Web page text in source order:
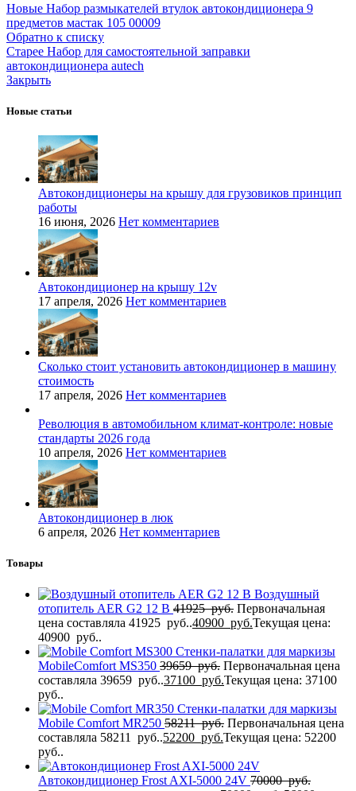
Новые Набор размыкателей втулок автокондиционера 9
предметов мастак 105 00009
Обратно к списку
Старее Набор для самостоятельной заправки
автокондиционера autech
Закрыть
Новые статьи
Автокондиционеры на крышу для грузовиков принцип
работы
16 июня, 2026 Нет комментариев
Автокондиционер на крышу 12v
17 апреля, 2026 Нет комментариев
Сколько стоит установить автокондиционер в машину
стоимость
17 апреля, 2026 Нет комментариев
Революция в автомобильном климат-контроле: новые
стандарты 2026 года
10 апреля, 2026 Нет комментариев
Автокондиционер в люк
6 апреля, 2026 Нет комментариев
Товары
Воздушный
отопитель AER G2 12 В 41925руб. Первоначальная
цена составляла 41925 руб..40900 руб.Текущая цена:
40900 руб..
Стенки-палатки для маркизы
MobileComfort MS350 39659руб. Первоначальная цена
составляла 39659 руб..37100 руб.Текущая цена: 37100
руб..
Стенки-палатки для маркизы
Mobile Comfort МR250 58211руб. Первоначальная цена
составляла 58211 руб..52200 руб.Текущая цена: 52200
руб..
Автокондиционер Frost AXI-5000 24V 70000руб.